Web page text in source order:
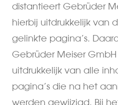
distantieert Gebrüder
hierbij uitdrukkelijk van
gelinkte pagina’s.
Gebrüder Meiser
uitdrukkelijk van alle
pagina’s die na het
werden gewijzigd. Bij